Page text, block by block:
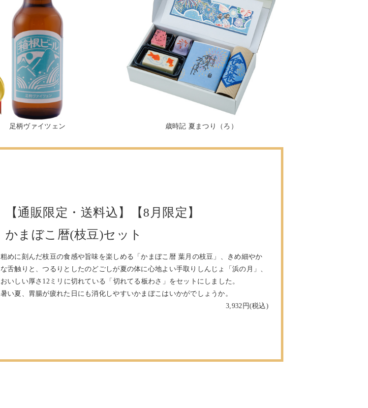
足柄ヴァイツェン 歳時記 夏まつり（ろ）
【通販限定・送料込】【8月限定】
かまぼこ暦(枝豆)セット
粗めに刻んだ枝豆の食感や旨味を楽しめる「かまぼこ暦 葉月の枝豆」、きめ細やか
な舌触りと、つるりとしたのどごしが夏の体に心地よい手取りしんじょ「浜の月」、
おいしい厚さ12ミリに切れている「切れてる板わさ」をセットにしました。
暑い夏、胃腸が疲れた日にも消化しやすいかまぼこはいかがでしょうか。
3,932